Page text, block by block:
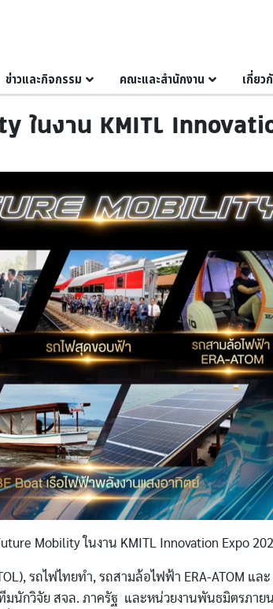
ข่าวและกิจกรรม คณะและสำนักงาน เกี่ยว
ในงาน KMITL
Mobility ในงาน KMITL Innovation Expo
รถไฟไทยทำ, รถสามล้อไฟฟ้า ERA-ATOM และ
มนักวิจัย สจล. ภาครัฐ และหน่วยงานพันธมิตรภา